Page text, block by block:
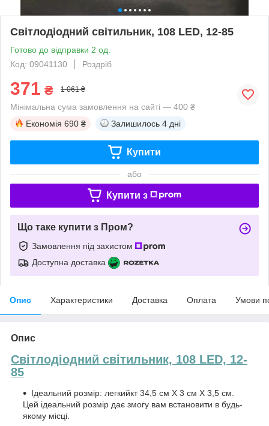
Світлодіодний світильник, 108 LED, 12-85
Готово до відправки 2 од.
Код: 09041130
Роздріб
371 ₴ 1 061 ₴
Мінімальна сума замовлення на сайті — 400 ₴
Економія 690 ₴ Залишилось 4 дні
Купити
або
Купити з
Що таке купити з Пром?
Замовлення під захистом
Доступна доставка
Опис Характеристики Доставка Оплата Умови
Опис
Світлодіодний світильник, 108 LED, 12-
85
Ідеальний розмір: легкийкт 34,5 см X 3 см X 3,5 см.
Цей ідеальний розмір дає змогу вам встановити в будь-
якому місці.